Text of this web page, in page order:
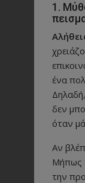
1.
ένα
δεν
όταν
Αν
Μήπως
την